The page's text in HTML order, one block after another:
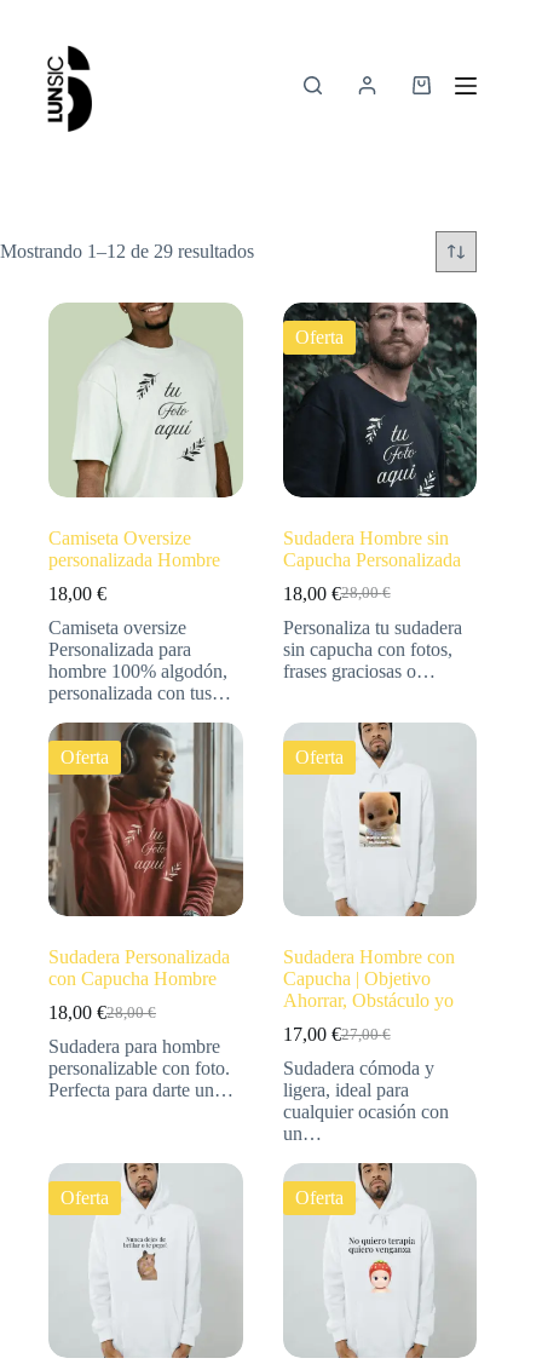
Mostrando 1–12 de 29 resultados
Camiseta Oversize
personalizada Hombre
18,00 €
Camiseta oversize
Personalizada para
hombre 100% algodón,
personalizada con tus…
Oferta
Sudadera Hombre sin
Capucha Personalizada
28,00€
18,00 €
Personaliza tu sudadera
sin capucha con fotos,
frases graciosas o…
Oferta
Sudadera Personalizada
con Capucha Hombre
28,00€
18,00 €
Sudadera para hombre
personalizable con foto.
Perfecta para darte un…
Oferta
Sudadera Hombre con
Capucha | Objetivo
Ahorrar, Obstáculo yo
27,00€
17,00 €
Sudadera cómoda y
ligera, ideal para
cualquier ocasión con
un…
Oferta Oferta